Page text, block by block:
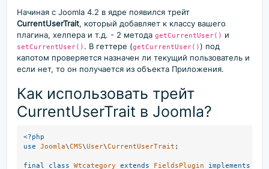
Начиная с Joomla 4.2 в ядре появился трейт
CurrentUserTrait, который добавляет к классу вашего
плагина, хелпера и т.д. - 2 метода getCurrentUser() и
setCurrentUser() . В геттере (getCurrentUser()) под
капотом проверяется назначен ли текущий пользователь и
если нет, то он получается из объекта Приложения.
Как использовать трейт
CurrentUserTrait в Joomla?
<?php
use
Joomla\CMS\User\CurrentUserTrait ;
final class Wtcategory extends FieldsPlugin implements